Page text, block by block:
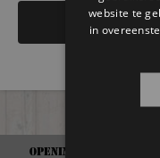
Openingstijden
website te
in